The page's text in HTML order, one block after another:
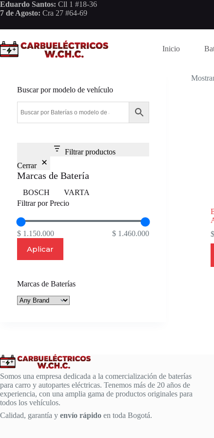
Saltar
al
Eduardo Santos: Cll 1 #18-36
7 de Agosto: Cra 27 #64-69
Inicio
$
Buscar por modelo de vehículo
Filtrar productos
Cerrar
Marcas de Batería
Marca
BOSCH
VARTA
Filtrar por Precio
$ 1.150.000 $ 1.460.000
Aplicar
Marcas de Baterías
Somos una empresa dedicada a la comercialización de baterías
para carro y autopartes eléctricas. Tenemos más de 20 años de
experiencia, con una amplia gama de productos originales para
todos los vehículos.
Calidad, garantía y envío rápido en toda Bogotá.